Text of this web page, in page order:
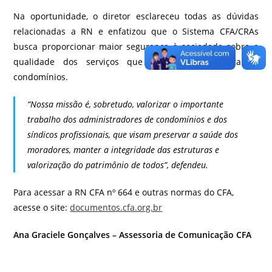
Na oportunidade, o diretor esclareceu todas as dúvidas
relacionadas a RN e enfatizou que o Sistema CFA/CRAs
busca proporcionar maior segurança à sociedade sobre a
qualidade dos serviços que são prestados para os
condomínios.
“Nossa missão é, sobretudo, valorizar o importante
trabalho dos administradores de condomínios e dos
síndicos profissionais, que visam preservar a saúde dos
moradores, manter a integridade das estruturas e
valorização do patrimônio de todos”, defendeu.
Para acessar a RN CFA nº 664 e outras normas do CFA,
acesse o site:documentos.cfa.org.br
Ana Graciele Gonçalves –Assessoria de Comunicação CFA